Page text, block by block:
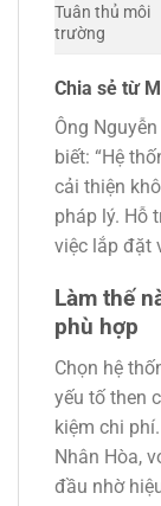
Tuân thủ môi
trường
Chia sẻ từ
Ông
biết: “Hệ
cải thiện
pháp lý. Hỗ
việc lắp đặt
Làm thế
phù hợp
Chọn hệ
yếu tố then
kiệm chi
Nhân Hòa,
đầu nhờ